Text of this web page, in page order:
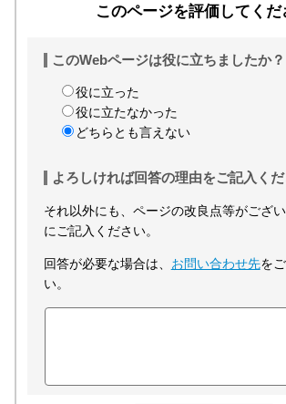
このページを評価してくだ
このWebページは役に立ちましたか？
役に立った
役に立たなかった
どちらとも言えない
よろしければ回答の理由をご記入く
それ以外にも、ページの改良点等がござ
にご記入ください。
回答が必要な場合は、 お問い合わせ先を
い。